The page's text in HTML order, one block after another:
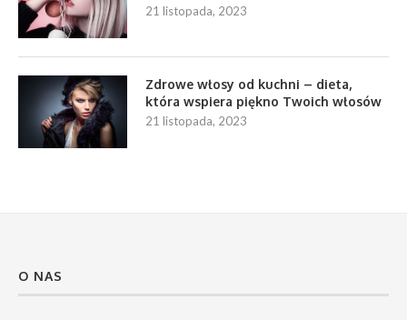
21 listopada, 2023
Zdrowe włosy od kuchni – dieta,
która wspiera piękno Twoich włosów
21 listopada, 2023
O NAS